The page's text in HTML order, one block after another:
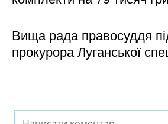
Вища рада правосуддя
прокурора Луганської